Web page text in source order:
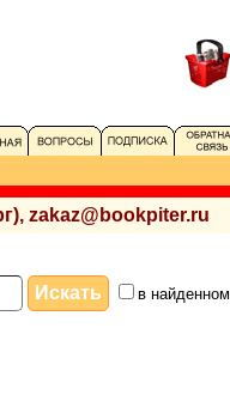
zakaz@bookpiter.ru
в найденном